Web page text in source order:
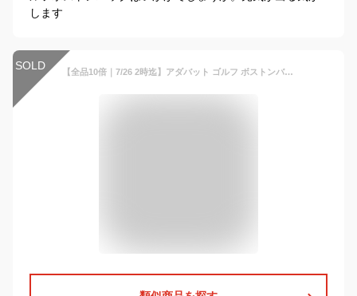
します
SOLD 【全品10倍｜7/26 2時迄】アダバット ゴルフ ボストンバッグ 2WAY ボストン シューズ収納 メンズ ABB429 adabat ショルダーバッグ ゴルフバッグ 大容量 肩掛け スポーツ[PO10][即日発送]